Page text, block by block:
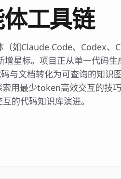
工具链
如Claude Code、Codex、
增星标。项目正从单一代码
文档转化为可查询的知识图
用最少token高效交互的技
的代码知识库演进。